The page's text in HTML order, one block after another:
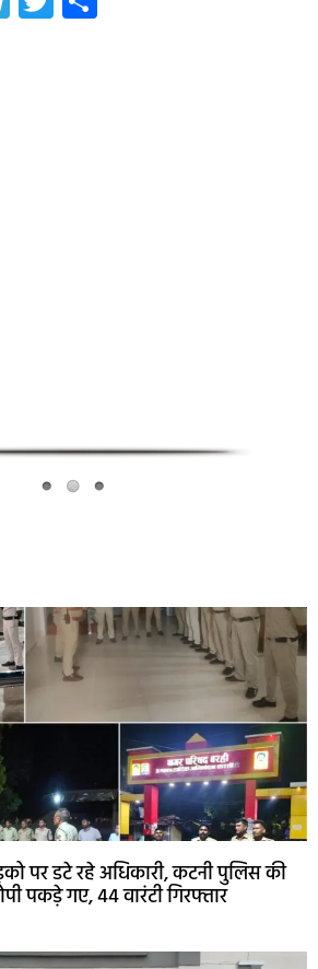
पर डटे रहे अधिकारी, कटनी पुलिस की
पकड़े गए, 44 वारंटी गिरफ्तार